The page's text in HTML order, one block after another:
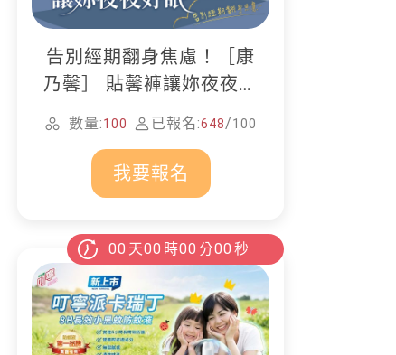
告別經期翻身焦慮！［康
乃馨］ 貼馨褲讓妳夜夜好
數量:100 已報名:648/100
我要報名
00 天00 時00 分00 秒